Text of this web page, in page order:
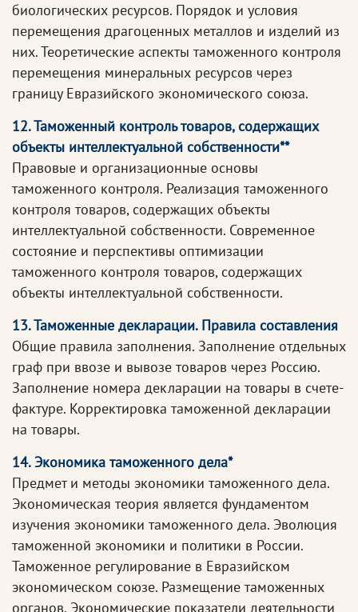
биологических ресурсов. Порядок и условия
перемещения драгоценных металлов и изделий из
них. Теоретические аспекты таможенного контроля
перемещения минеральных ресурсов через
границу Евразийского экономического союза.
12. Таможенный контроль товаров, содержащих
объекты интеллектуальной собственности**
Правовые и организационные основы
таможенного контроля. Реализация таможенного
контроля товаров, содержащих объекты
интеллектуальной собственности. Современное
состояние и перспективы оптимизации
таможенного контроля товаров, содержащих
объекты интеллектуальной собственности.
13. Таможенные декларации. Правила составления
Общие правила заполнения. Заполнение отдельных
граф при ввозе и вывозе товаров через Россию.
Заполнение номера декларации на товары в счете-
фактуре. Корректировка таможенной декларации
на товары.
14. Экономика таможенного дела*
Предмет и методы экономики таможенного дела.
Экономическая теория является фундаментом
изучения экономики таможенного дела. Эволюция
таможенной экономики и политики в России.
Таможенное регулирование в Евразийском
экономическом союзе. Размещение таможенных
органов. Экономические показатели деятельности